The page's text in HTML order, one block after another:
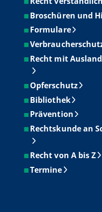
Broschüren und
Formulare
Recht mit
Opferschutz
Bibliothek
Prävention
Rechtskunde an
Recht von A bis Z
Termine